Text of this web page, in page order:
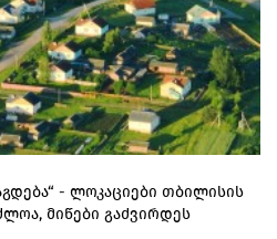
- ლოკაციები თბილისის
მიწები გაძვირდეს